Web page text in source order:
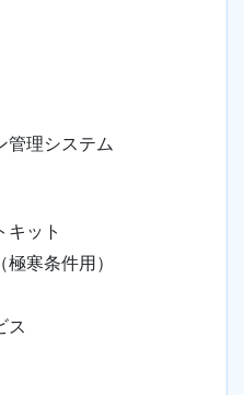
管理システム
キット
寒条件用）
ス